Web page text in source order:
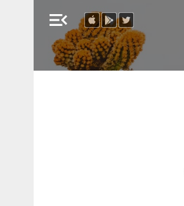
menu_open